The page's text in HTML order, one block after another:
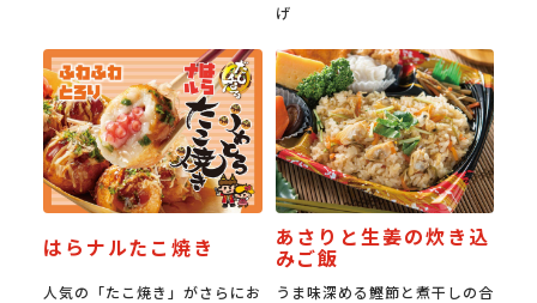
げ
はらナルたこ焼き
人気の「たこ焼き」がさらにお
あさりと生姜の炊き込
みご飯
うま味深める鰹節と煮干しの合